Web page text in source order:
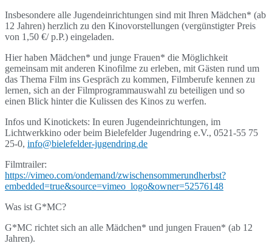
Insbesondere alle Jugendeinrichtungen sind mit Ihren Mädchen* (ab
12 Jahren) herzlich zu den Kinovorstellungen (vergünstigter Preis
von 1,50 €/ p.P.) eingeladen.
Hier haben Mädchen* und junge Frauen* die Möglichkeit
gemeinsam mit anderen Kinofilme zu erleben, mit Gästen rund um
das Thema Film ins Gespräch zu kommen, Filmberufe kennen zu
lernen, sich an der Filmprogrammauswahl zu beteiligen und so
einen Blick hinter die Kulissen des Kinos zu werfen.
Infos und Kinotickets: In euren Jugendeinrichtungen, im
Lichtwerkkino oder beim Bielefelder Jugendring e.V., 0521-55 75
25-0, info@bielefelder-jugendring.de
Filmtrailer:
https://vimeo.com/ondemand/zwischensommerundherbst?
embedded=true&source=vimeo_logo&owner=52576148
Was ist G*MC?
G*MC richtet sich an alle Mädchen* und jungen Frauen* (ab 12
Jahren).